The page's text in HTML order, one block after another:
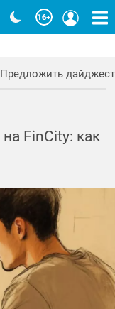
Предложить дайджест
FinCity: как